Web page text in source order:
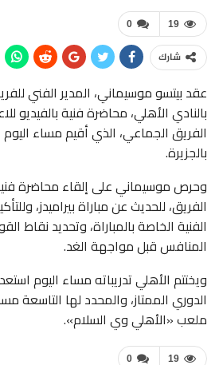
0 19
شارك
عقد بيتسو موسيماني، المدير الفني
بالنادي الأهلي، محاضرة فنية بالفيديو
الفريق الجماعي، الذي أقيم مساء
بالجزيرة.
وحرص موسيماني على إلقاء محاضرة
الفريق، للحديث عن مباراة بيراميدز،
الفنية الخاصة بالمباراة، وتحديد
المنافس قبل مواجهة الغد.
ويختتم الأهلي تدريباته مساء اليوم
الدوري الممتاز، والمحدد لها
ملعب «الأهلي وي السلام».
0 19